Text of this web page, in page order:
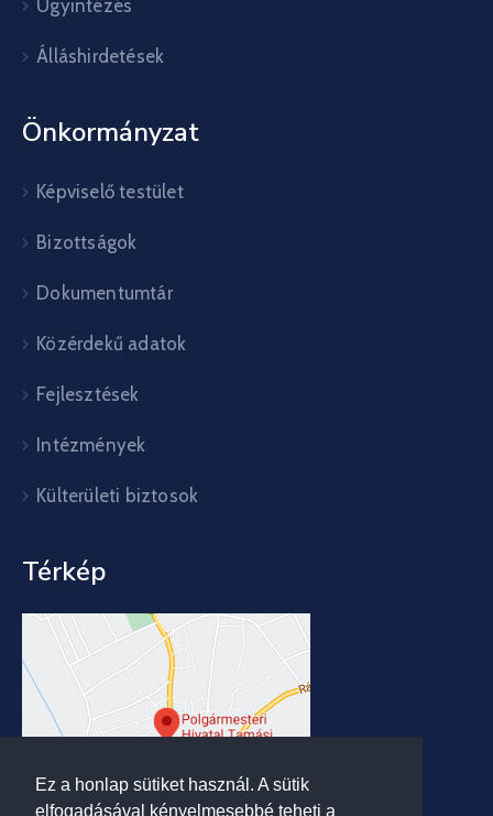
Ez a honlap sütiket használ. A sütik
elfogadásával kényelmesebbé teheti a
Ügyintézés
Álláshirdetések
Önkormányzat
Képviselő testület
Bizottságok
Dokumentumtár
Közérdekű adatok
Fejlesztések
Intézmények
Külterületi biztosok
Térkép